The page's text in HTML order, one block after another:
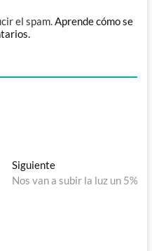
el spam.Aprende cómo se
SiguienteEntrada
siguiente:
Nos van a subir la luz un 5%